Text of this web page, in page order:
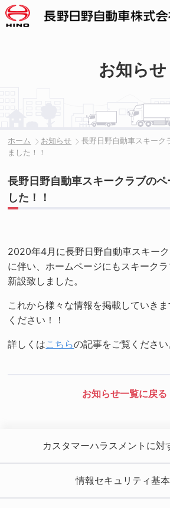
お知らせ
ホーム お知らせ
長野日野自動車スキーク
ました！！
長野日野自動車スキークラブのペ
した！！
2020年4月に長野日野自動車スキー
に伴い、ホームページにもスキーク
新設致しました。
これから様々な情報を掲載していき
ください！！
詳しくはこちらの記事をご覧ください
お知らせ一覧に戻る
カスタマーハラスメントに対
情報セキュリティ基